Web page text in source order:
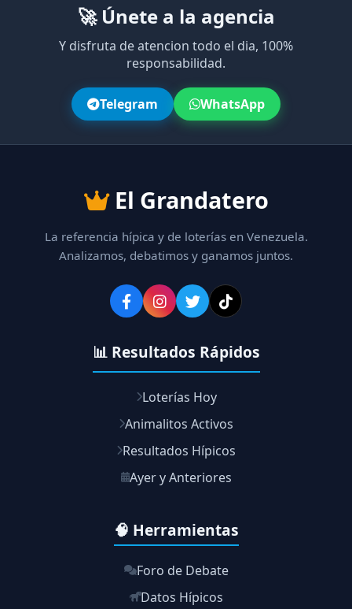
🚀 Únete a la agencia
Y disfruta de atencion todo el dia, 100%
responsabilidad.
Telegram WhatsApp
El Grandatero
La referencia hípica y de loterías en Venezuela.
Analizamos, debatimos y ganamos juntos.
📊 Resultados Rápidos
Loterías Hoy
Animalitos Activos
Resultados Hípicos
Ayer y Anteriores
🧠 Herramientas
Foro de Debate
Datos Hípicos